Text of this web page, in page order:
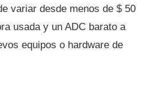
variar desde menos de $ 50
usada y un ADC barato a
equipos o hardware de